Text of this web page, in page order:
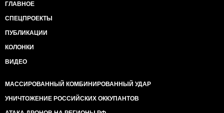
ГЛАВНОЕ
СПЕЦПРОЕКТЫ
ПУБЛИКАЦИИ
КОЛОНКИ
ВИДЕО
МАССИРОВАННЫЙ КОМБИНИРОВАННЫЙ УДАР
УНИЧТОЖЕНИЕ РОССИЙСКИХ ОККУПАНТОВ